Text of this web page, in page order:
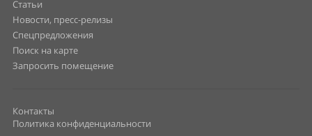
Статьи
Новости, пресс-релизы
Спецпредложения
Поиск на карте
Запросить помещение
Контакты
Политика конфиденциальности